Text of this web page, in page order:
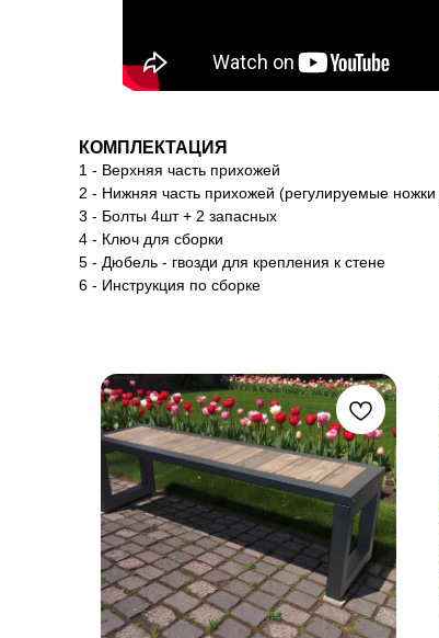
КОМПЛЕКТАЦИЯ
1 - Верхняя часть прихожей
2 - Нижняя часть прихожей (регулируемые
3 - Болты 4шт + 2 запасных
4 - Ключ для сборки
5 - Дюбель - гвозди для крепления к стене
6 - Инструкция по сборке